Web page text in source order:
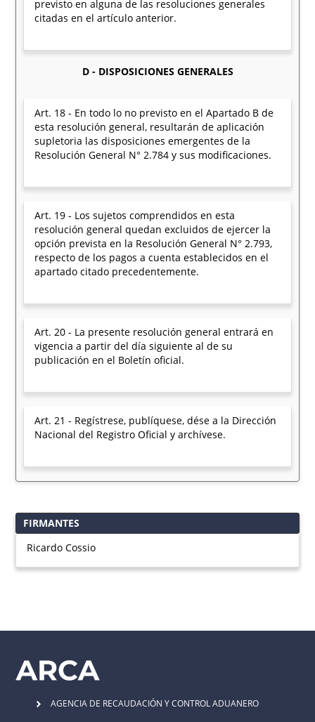
previsto en alguna de las resoluciones generales
citadas en el artículo anterior.
D - DISPOSICIONES GENERALES
Art. 18 - En todo lo no previsto en el Apartado B de
esta resolución general, resultarán de aplicación
supletoria las disposiciones emergentes de la
Resolución General N° 2.784 y sus modificaciones.
Art. 19 - Los sujetos comprendidos en esta
resolución general quedan excluidos de ejercer la
opción prevista en la Resolución General N° 2.793,
respecto de los pagos a cuenta establecidos en el
apartado citado precedentemente.
Art. 20 - La presente resolución general entrará en
vigencia a partir del día siguiente al de su
publicación en el Boletín oficial.
Art. 21 - Regístrese, publíquese, dése a la Dirección
Nacional del Registro Oficial y archívese.
FIRMANTES
Ricardo Cossio
AGENCIA DE RECAUDACIÓN Y CONTROL ADUANERO